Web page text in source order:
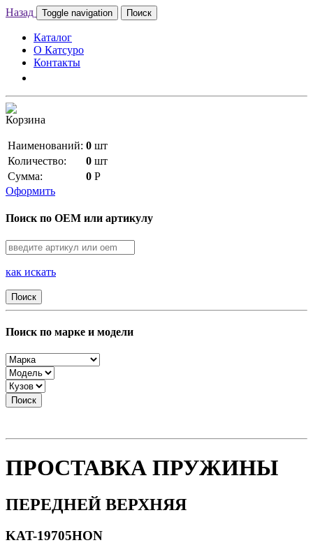
Назад Toggle navigation Поиск
Каталог
О Катсуро
Контакты
Корзина
Наименований: 0 шт
Количество:
0 шт
Сумма:
0 Р
Оформить
Поиск по OEM или артикулу
как искать
Поиск
Поиск по марке и модели
Поиск
ПРОСТАВКА ПРУЖИНЫ
ПЕРЕДНЕЙ ВЕРХНЯЯ
KAT-19705HON